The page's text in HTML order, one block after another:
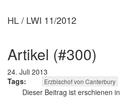
HL / LWI 11/2012
artikel (#300)
24. Juli 2013
Tags
Erzbischof von Canterbury
Dieser Beitrag ist erschienen in